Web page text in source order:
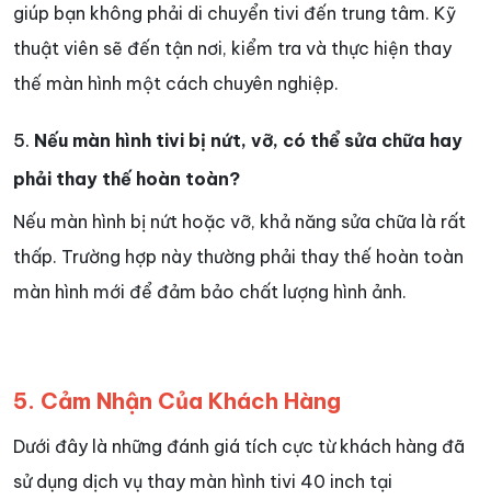
giúp bạn không phải di chuyển tivi đến trung tâm. Kỹ
thuật viên sẽ đến tận nơi, kiểm tra và thực hiện thay
thế màn hình một cách chuyên nghiệp.
5. Nếu màn hình tivi bị nứt, vỡ, có thể sửa chữa hay
phải thay thế hoàn toàn?
Nếu màn hình bị nứt hoặc vỡ, khả năng sửa chữa là rất
thấp. Trường hợp này thường phải thay thế hoàn toàn
màn hình mới để đảm bảo chất lượng hình ảnh.
5. Cảm Nhận Của Khách Hàng
Dưới đây là những đánh giá tích cực từ khách hàng đã
sử dụng dịch vụ thay màn hình tivi 40 inch tại